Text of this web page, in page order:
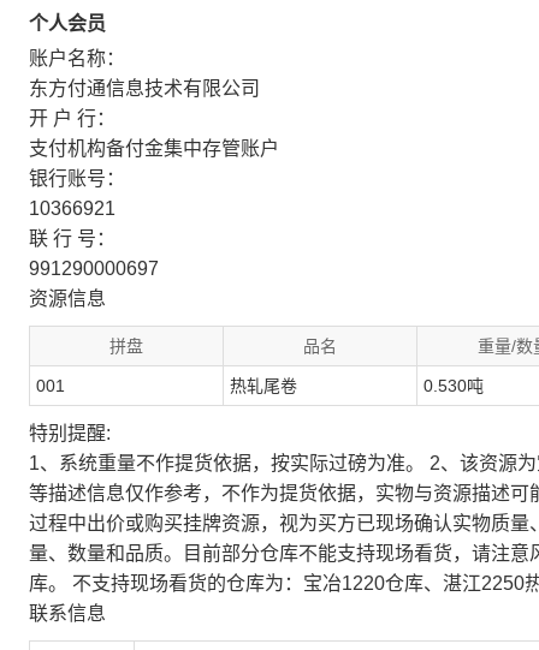
个人会员
账户名称：
东方付通信息技术有限公司
开 户 行：
支付机构备付金集中存管账户
银行账号：
10366921
联 行 号：
991290000697
资源信息
拼盘 品名 重量/数
001 热轧尾卷 0.530吨
特别提醒:
1、系统重量不作提货依据，按实际过磅为准。 2、该资源
等描述信息仅作参考，不作为提货依据，实物与资源描述
过程中出价或购买挂牌资源，视为买方已现场确认实物质
量、数量和品质。目前部分仓库不能支持现场看货，请注
库。 不支持现场看货的仓库为：宝冶1220仓库、湛江2250
联系信息